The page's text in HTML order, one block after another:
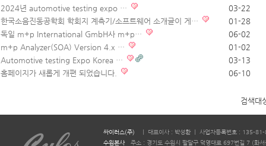
2024년 automotive testing expo …
03-22
한국소음진동공학회 학회지 계측기/소프트웨어 소개글이 게…
01-28
독일 m+p International GmbH사 m+p…
06-02
m+p Analyzer(SOA) Version 4.x …
01-02
Automotive testing Expo Korea …
03-13
홈페이지가 새롭게 개편 되었습니다.
06-10
검색대
싸이러스(주)
ㅣ 대표이사 : 박성환 ㅣ 사업자등록번호 : 135-
수원본사
주소 : 경기도 수원시 팔달구 덕영대로 697번길 7 (